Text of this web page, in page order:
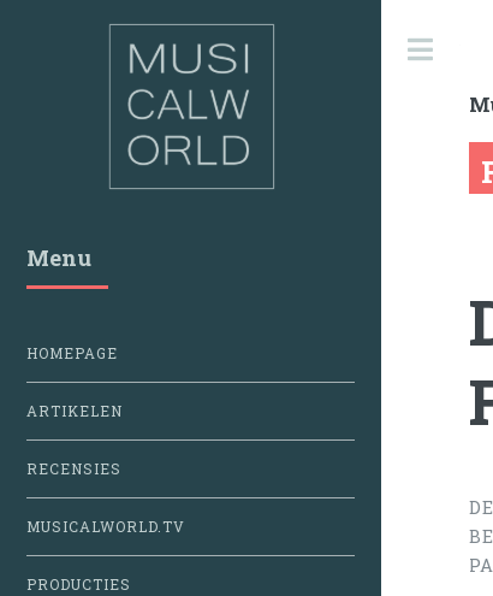
Menu
HOMEPAGE
ARTIKELEN
RECENSIES
MUSICALWORLD.TV
PRODUCTIES